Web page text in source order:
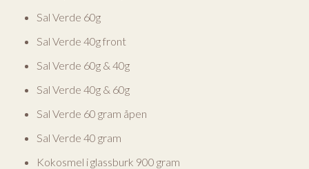
Sal Verde 60g
Sal Verde 40g front
Sal Verde 60g & 40g
Sal Verde 40g & 60g
Sal Verde 60 gram åpen
Sal Verde 40 gram
Kokosmel i glassburk 900 gram